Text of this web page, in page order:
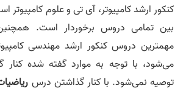
کنکور ارشد کامپیوتر، آی تی و علوم کامپیوتر
بین تمامی دروس برخوردار است.
مهمترین دروس کنکور ارشد مهندسی
می‌شود، با توجه به موارد گفته شده
توصیه نمی‌شود. با کنار گذاشتن درس